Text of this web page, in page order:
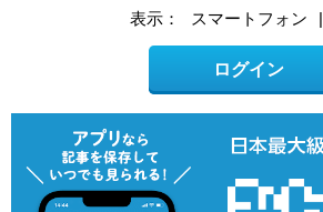
表示： スマートフォン |
ログイン